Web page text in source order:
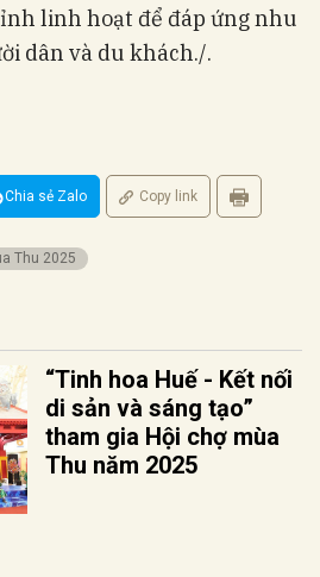
linh hoạt để đáp ứng nhu
dân và du khách./.
Chia sẻ Zalo Copy link
Thu 2025
“Tinh hoa Huế - Kết nối
di sản và sáng tạo”
tham gia Hội chợ mùa
Thu năm 2025